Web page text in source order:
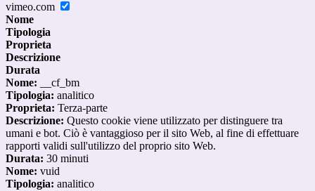
vimeo.com
Nome
Tipologia
Proprieta
Descrizione
Durata
Nome: __cf_bm
Tipologia: analitico
Proprieta: Terza-parte
Descrizione: Questo cookie viene utilizzato per distinguere tra
umani e bot. Ciò è vantaggioso per il sito Web, al fine di effettuare
rapporti validi sull'utilizzo del proprio sito Web.
Durata: 30 minuti
Nome: vuid
Tipologia: analitico